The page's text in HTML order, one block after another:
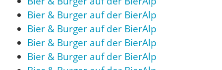
Bier & Burger auf der BierAlp
Bier & Burger auf der BierAlp
Bier & Burger auf der BierAlp
Bier & Burger auf der BierAlp